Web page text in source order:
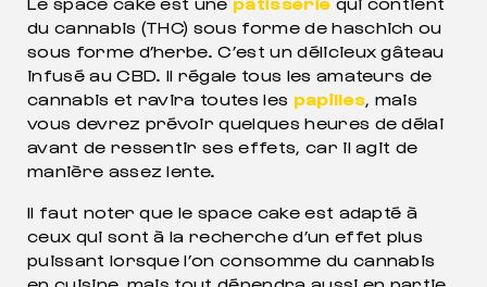
du cannabis (THC) sous forme de haschich ou
sous forme d’herbe. C’est un délicieux gâteau
infusé au CBD. Il régale tous les amateurs de
cannabis et ravira toutes les papilles, mais
vous devrez prévoir quelques heures de délai
avant de ressentir ses effets, car il agit de
manière assez lente.
Il faut noter que le space cake est adapté à
ceux qui sont à la recherche d’un effet plus
puissant lorsque l’on consomme du cannabis